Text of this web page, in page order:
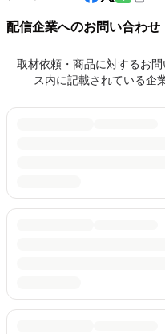
配信企業へのお問い合わせ
取材依頼・商品に対するお
ス内に記載されている企